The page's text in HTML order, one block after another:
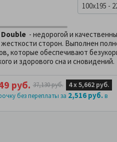
100x195 -
- недорогой и
сторон. Выполнен
которые обеспечивают
и здорового сна и сновидений.
руб. 37,130 руб. 4 х 5,662 руб.
без переплаты за 2,516 руб.в